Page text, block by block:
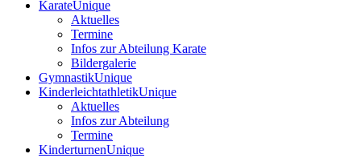
KarateUnique
Aktuelles
Termine
Infos zur Abteilung Karate
Bildergalerie
GymnastikUnique
KinderleichtathletikUnique
Aktuelles
Infos zur Abteilung
Termine
KinderturnenUnique